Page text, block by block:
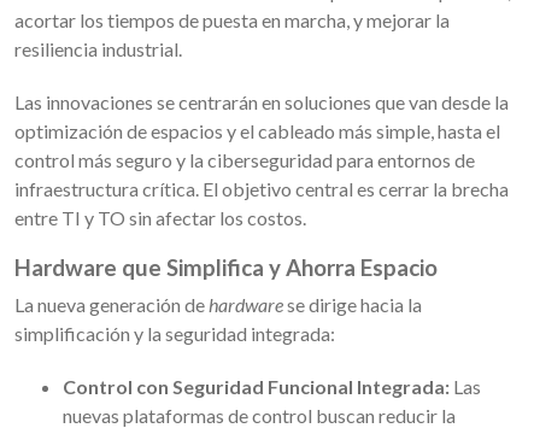
acortar los tiempos de puesta en marcha, y mejorar la
resiliencia industrial.
Las innovaciones se centrarán en soluciones que van desde la
optimización de espacios y el cableado más simple, hasta el
control más seguro y la ciberseguridad para entornos de
infraestructura crítica. El objetivo central es cerrar la brecha
entre TI y TO sin afectar los costos.
Hardware que Simplifica y Ahorra Espacio
La nueva generación dehardwarese dirige hacia la
simplificación y la seguridad integrada:
Control con Seguridad Funcional Integrada: Las
nuevas plataformas de control buscan reducir la